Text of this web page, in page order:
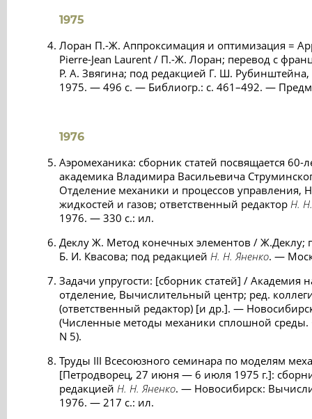
1975
Лоран П.-Ж. Аппроксимация и оптимизация =
Pierre-Jean Laurent / П.-Ж. Лоран; перевод с
Р. А. Звягина; под редакцией Г. Ш. Рубинштейна,
1975. — 496 с. — Библиогр.: с. 461–492. —
1976
Аэромеханика: сборник статей посвящается
академика Владимира Васильевича
Отделение механики и процессов управления,
жидкостей и газов; ответственный редактор Н.
1976. — 330 с.: ил.
Деклу Ж. Метод конечных элементов / Ж.Деклу;
Б. И. Квасова; под редакцией Н. Н. Яненко. —
Задачи упругости: [сборник статей] / Академия
отделение, Вычислительный центр; ред.
(ответственный редактор) [и др.]. —
(Численные методы механики сплошной среды.
N 5).
Труды III Всесоюзного семинара по моделям
[Петродворец, 27 июня — 6 июля 1975 г.]:
редакцией Н. Н. Яненко. — Новосибирск:
1976. — 217 с.: ил.